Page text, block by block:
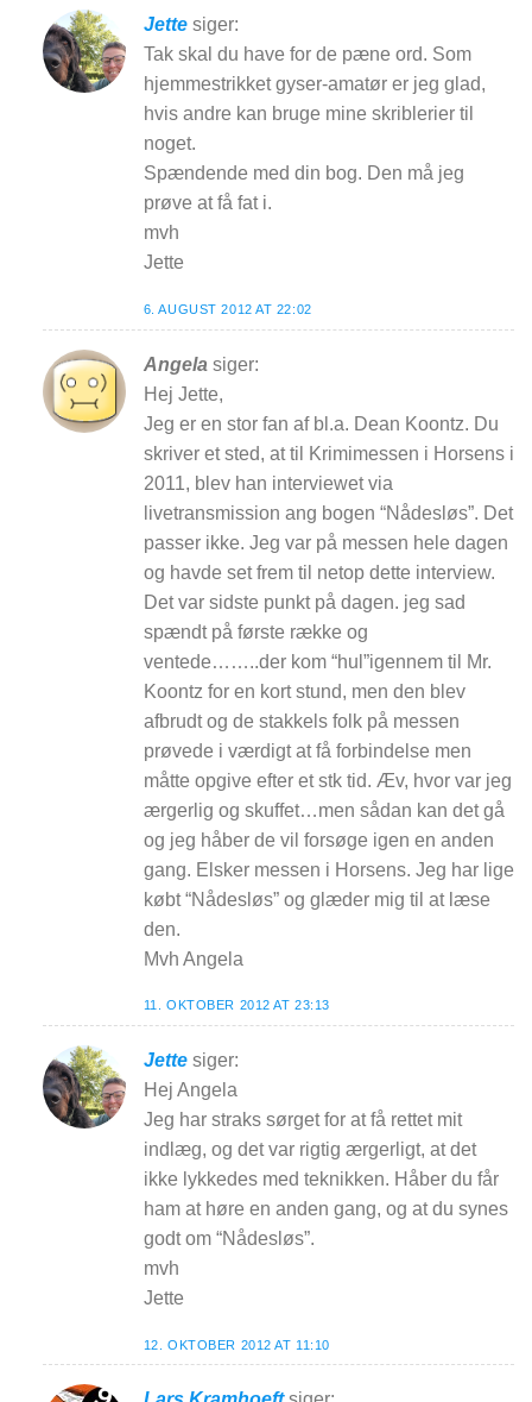
Jette siger:
Tak skal du have for de pæne ord. Som
hjemmestrikket gyser-amatør er jeg glad,
hvis andre kan bruge mine skriblerier til
noget.
Spændende med din bog. Den må jeg
prøve at få fat i.
mvh
Jette
6. AUGUST 2012 AT 22:02
Angela siger:
Hej Jette,
Jeg er en stor fan af bl.a. Dean Koontz. Du
skriver et sted, at til Krimimessen i Horsens i
2011, blev han interviewet via
livetransmission ang bogen “Nådesløs”. Det
passer ikke. Jeg var på messen hele dagen
og havde set frem til netop dette interview.
Det var sidste punkt på dagen. jeg sad
spændt på første række og
ventede……..der kom “hul”igennem til Mr.
Koontz for en kort stund, men den blev
afbrudt og de stakkels folk på messen
prøvede i værdigt at få forbindelse men
måtte opgive efter et stk tid. Æv, hvor var jeg
ærgerlig og skuffet…men sådan kan det gå
og jeg håber de vil forsøge igen en anden
gang. Elsker messen i Horsens. Jeg har lige
købt “Nådesløs” og glæder mig til at læse
den.
Mvh Angela
11. OKTOBER 2012 AT 23:13
Jette siger:
Hej Angela
Jeg har straks sørget for at få rettet mit
indlæg, og det var rigtig ærgerligt, at det
ikke lykkedes med teknikken. Håber du får
ham at høre en anden gang, og at du synes
godt om “Nådesløs”.
mvh
Jette
12. OKTOBER 2012 AT 11:10